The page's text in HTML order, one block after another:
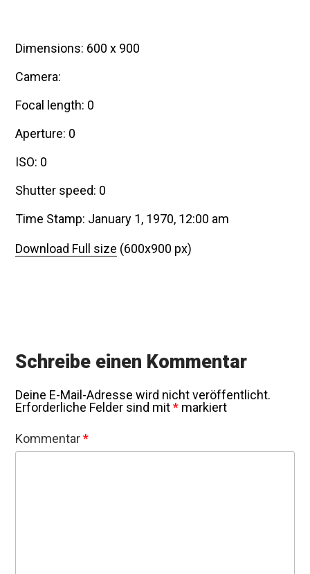
Dimensions: 600 x 900
Camera:
Focal length: 0
Aperture: 0
ISO: 0
Shutter speed: 0
Time Stamp: January 1, 1970, 12:00 am
Download Full size (600x900 px)
Schreibe einen Kommentar
Deine E-Mail-Adresse wird nicht veröffentlicht.
Erforderliche Felder sind mit* markiert
Kommentar*